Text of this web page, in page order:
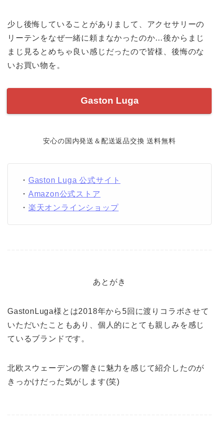
少し後悔していることがありまして、アクセサリーの
リーテンをなぜ一緒に頼まなかったのか…後からまじ
まじ見るとめちゃ良い感じだったので皆様、後悔のな
いお買い物を。
Gaston Luga
安心の国内発送＆配送返品交換 送料無料
・ Gaston Luga 公式サイト
・ Amazon公式ストア
・ 楽天オンラインショップ
あとがき
GastonLuga様とは2018年から5回に渡りコラボさせて
いただいたこともあり、個人的にとても親しみを感じ
ているブランドです。
北欧スウェーデンの響きに魅力を感じて紹介したのが
きっかけだった気がします(笑)